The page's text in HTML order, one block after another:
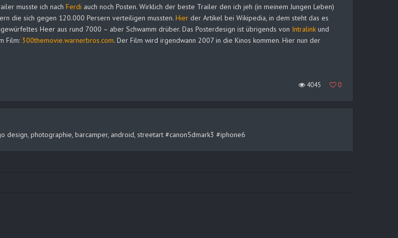
musste ich nach Ferdi auch noch Posten. Wirklich der beste Trailer den ich jeh (in meinem Jungen Leben)
die sich gegen 120.000 Persern verteiligen mussten. Hier der Artikel bei Wikipedia, in dem steht das es
Heer aus rund 7000 – aber Schwamm drüber. Das Posterdesign ist übrigends von Intralink und
Film: 300themovie.warnerbros.com. Der Film wird irgendwann 2007 in die Kinos kommen. Hier nun der
4045 0
design, photographie, barcamper, android, streetart #canon5dmark3 #iphone6